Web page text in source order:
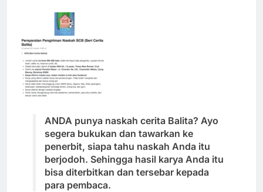
ANDA punya naskah cerita Balita? Ayo
segera bukukan dan tawarkan ke
penerbit, siapa tahu naskah Anda itu
berjodoh. Sehingga hasil karya Anda itu
bisa diterbitkan dan tersebar kepada
para pembaca.